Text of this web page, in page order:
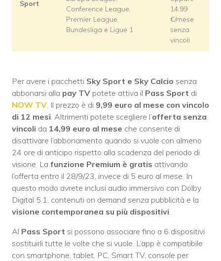
Sport
Conference League,
Premier League,
Bundesliga e Ligue 1
14,99
€/mese
senza
vincoli
Per avere i pacchetti Sky Sport e Sky Calcio senza
abbonarsi alla pay TV potete attiva il Pass Sport di
NOW TV. Il prezzo è di 9,99 euro al mese con vincolo
di 12 mesi. Altrimenti potete scegliere l’offerta senza
vincoli da 14,99 euro al mese che consente di
disattivare l’abbonamento quando si vuole con almeno
24 ore di anticipo rispetto alla scadenza del periodo di
visione. La funzione Premium è gratis attivando
l’offerta entro il 28/9/23, invece di 5 euro al mese. In
questo modo avrete inclusi audio immersivo con Dolby
Digital 5.1, contenuti on demand senza pubblicità e la
visione contemporanea su più dispositivi.
Al Pass Sport si possono associare fino a 6 dispositivi
sostituirli tutte le volte che si vuole. L’app è compatibile
con smartphone, tablet, PC, Smart TV, console per